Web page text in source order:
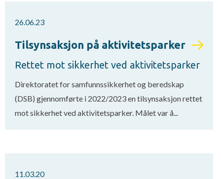
26.06.23
Tilsynsaksjon på aktivitetsparker
Rettet mot sikkerhet ved aktivitetsparker
Direktoratet for samfunnssikkerhet og beredskap
(DSB) gjennomførte i 2022/2023 en tilsynsaksjon rettet
mot sikkerhet ved aktivitetsparker. Målet var å...
11.03.20